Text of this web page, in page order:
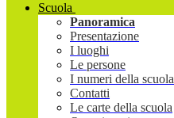
Scuola
Panoramica
Presentazione
I luoghi
Le persone
I numeri della scuola
Contatti
Le carte della scuola